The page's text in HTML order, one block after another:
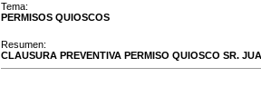
Tema:
PERMISOS QUIOSCOS
Resumen:
CLAUSURA PREVENTIVA PERMISO QUIOSCO SR.